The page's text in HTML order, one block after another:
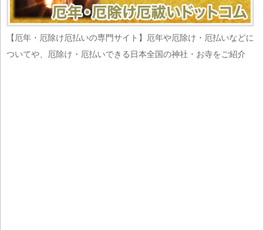
【厄年・厄除け厄払いの専門サイト】厄年や厄除け・厄払いなどに
ついてや、厄除け・厄払いできる日本全国の神社・お寺をご紹介